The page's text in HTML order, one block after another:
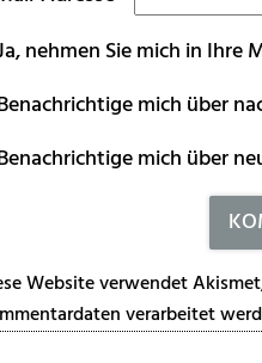
nehmen Sie mich in Ihre
mich über
mich über
Website verwendet
verarbeitet